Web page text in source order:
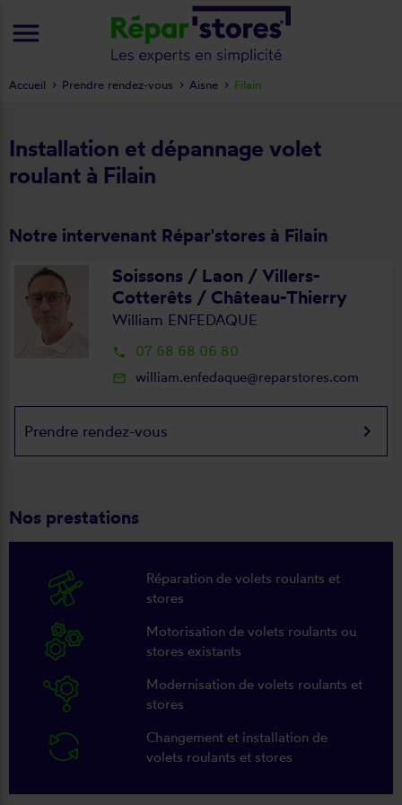
Installation et dépannage volet
roulant à Filain
Notre intervenant Répar'stores à Filain
Soissons / Laon / Villers-
Cotterêts / Château-Thierry
William ENFEDAQUE
local_phone 07 68 68 06 80
mail_outline william.enfedaque@reparstores.com
Prendre rendez-vous keyboard_arrow_right
Nos prestations
Réparation de volets roulants et
stores
Motorisation de volets roulants ou
stores existants
Modernisation de volets roulants et
stores
Changement et installation de
volets roulants et stores
Accueil Prendre rendez-vous Aisne Filain
menu